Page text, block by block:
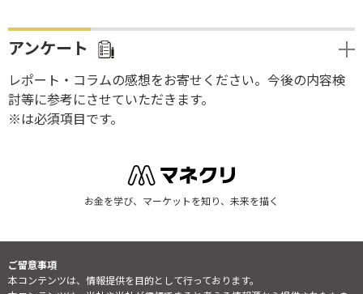
アンケート
レポート・コラムの感想をお寄せください。今後の内容検
討等に参考にさせていただきます。
※は必須項目です。
お金を学び、マーケットを知り、未来を描く
ご留意事項
本コンテンツは、情報提供を目的として行っております。